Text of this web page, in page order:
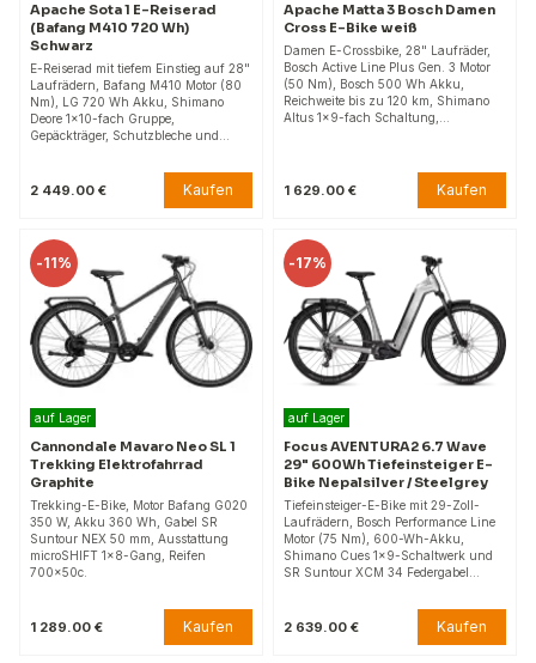
Apache Sota 1 E-Reiserad
(Bafang M410 720 Wh)
Schwarz
E-Reiserad mit tiefem Einstieg auf 28"
Laufrädern, Bafang M410 Motor (80
Nm), LG 720 Wh Akku, Shimano
Deore 1×10-fach Gruppe,
Gepäckträger, Schutzbleche und…
2 449.00 € Kaufen
Apache Matta 3 Bosch Damen
Cross E-Bike weiß
Damen E-Crossbike, 28" Laufräder,
Bosch Active Line Plus Gen. 3 Motor
(50 Nm), Bosch 500 Wh Akku,
Reichweite bis zu 120 km, Shimano
Altus 1×9-fach Schaltung,…
1 629.00 € Kaufen
-11%
auf Lager
Cannondale Mavaro Neo SL 1
Trekking Elektrofahrrad
Graphite
Trekking-E-Bike, Motor Bafang G020
350 W, Akku 360 Wh, Gabel SR
Suntour NEX 50 mm, Ausstattung
microSHIFT 1x8-Gang, Reifen
700x50c.
1 289.00 € Kaufen
-17%
auf Lager
Focus AVENTURA2 6.7 Wave
29" 600Wh Tiefeinsteiger E-
Bike Nepalsilver / Steelgrey
Tiefeinsteiger-E-Bike mit 29-Zoll-
Laufrädern, Bosch Performance Line
Motor (75 Nm), 600-Wh-Akku,
Shimano Cues 1x9-Schaltwerk und
SR Suntour XCM 34 Federgabel…
2 639.00 € Kaufen